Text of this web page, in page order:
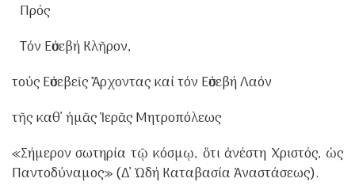
Πρός
Τόν Εὐσεβή Κλῆρον,
τούς Εὐσεβεῖς Ἄρχοντας καί τόν Εὐσεβή Λαόν
τῆς καθ’ ἡμᾶς Ἱερᾶς Μητροπόλεως
​«Σήμερον σωτηρία τῷ κόσμῳ, ὅτι ἀνέστη Χριστός, ὡς
Παντοδύναμος» (Δ’ Ὠδή Καταβασία Ἀναστάσεως).